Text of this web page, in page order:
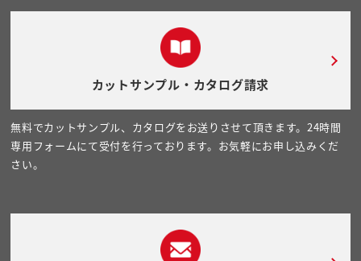
カットサンプル・カタログ請求
無料でカットサンプル、カタログをお送りさせて頂きます。24時間
専用フォームにて受付を行っております。お気軽にお申し込みくだ
さい。